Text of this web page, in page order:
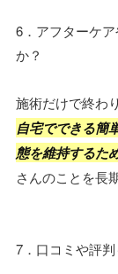
6．アフターケ
か？
施術だけで終わ
自宅でできる簡
態を維持するた
さんのことを長
7．口コミや評